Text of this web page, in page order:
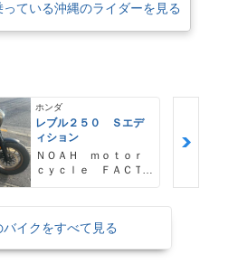
ている沖縄のライダーを見る
ホンダ
レブル２５０ Ｓエデ
ィション
ＮＯＡＨ ｍｏｔｏｒ
ｃｙｃｌｅ ＦＡＣＴ
バイクをすべて見る